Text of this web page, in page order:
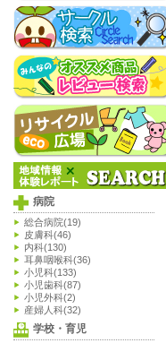
病院
総合病院(19)
皮膚科(46)
内科(130)
耳鼻咽喉科(36)
小児科(133)
小児歯科(87)
小児外科(2)
産婦人科(32)
学校・育児